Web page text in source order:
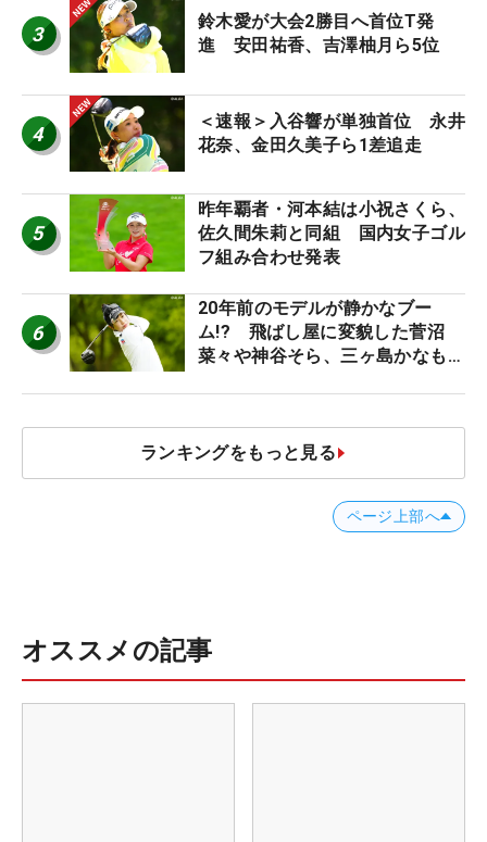
3
鈴木愛が大会2勝目へ首位T発
進 安田祐香、吉澤柚月ら5位
4
＜速報＞入谷響が単独首位 永井
花奈、金田久美子ら1差追走
5
昨年覇者・河本結は小祝さくら、
佐久間朱莉と同組 国内女子ゴル
フ組み合わせ発表
6
20年前のモデルが静かなブー
ム!? 飛ばし屋に変貌した菅沼
菜々や神谷そら、三ヶ島かなも使
ランキングをもっと見る
ページ上部へ
オススメの記事